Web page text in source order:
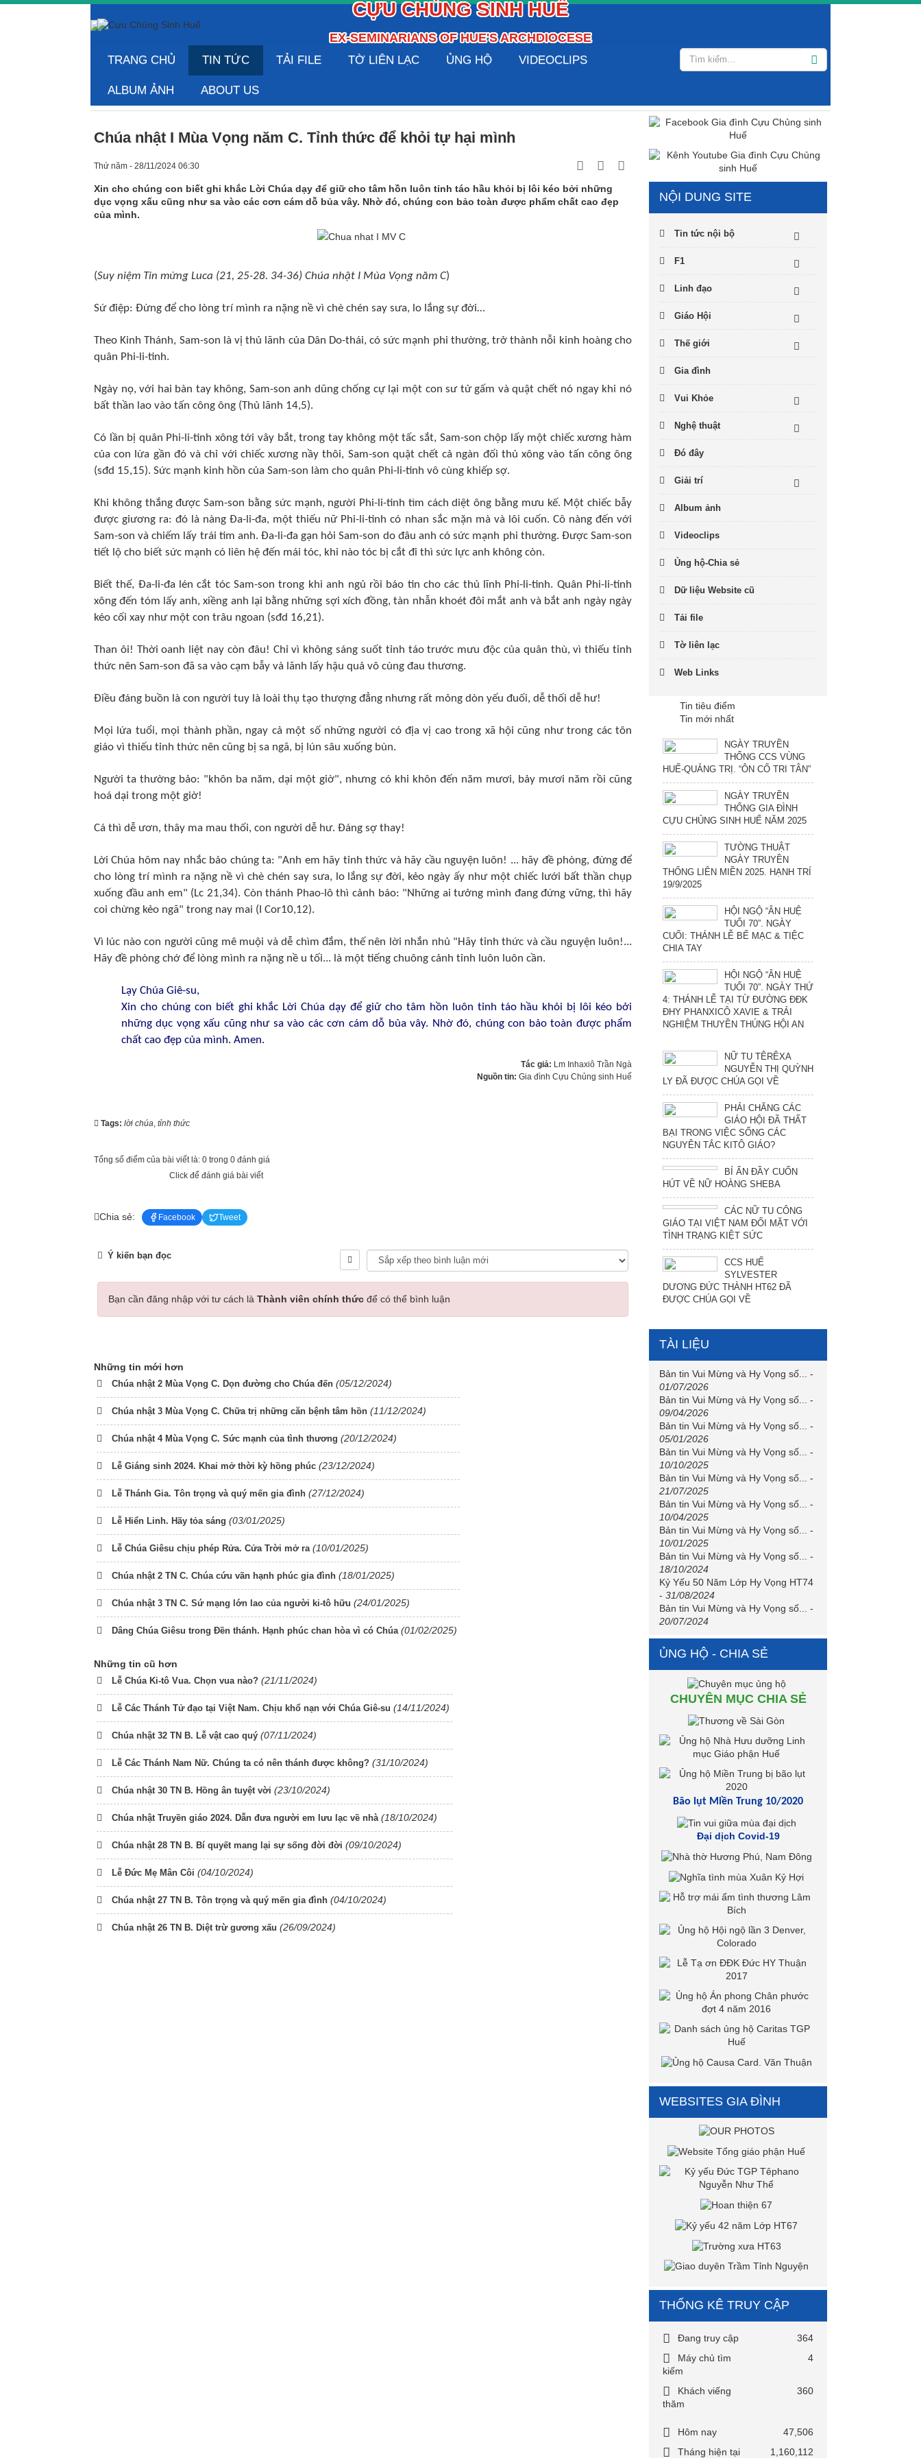
CỰU CHỦNG SINH HUẾ
EX-SEMINARIANS OF HUE'S ARCHDIOCESE
TRANG CHỦ TIN TỨC TẢI FILE TỜ LIÊN LẠC ỦNG HỘ VIDEOCLIPS
ALBUM ẢNH ABOUT US
Chúa nhật I Mùa Vọng năm C. Tỉnh thức để khỏi tự hại mình
Thứ năm - 28/11/2024 06:30
Xin cho chúng con biết ghi khắc Lời Chúa dạy để giữ cho tâm hồn luôn tỉnh táo hầu khỏi bị lôi kéo bởi những
dục vọng xấu cũng như sa vào các cơn cám dỗ bủa vây. Nhờ đó, chúng con bảo toàn được phẩm chất cao đẹp
của mình.
(Suy niệm Tin mừng Luca (21, 25-28. 34-36) Chúa nhật I Mùa Vọng năm C)
Sứ điệp: Đừng để cho lòng trí mình ra nặng nề vì chè chén say sưa, lo lắng sự đời…
Theo Kinh Thánh, Sam-son là vị thủ lãnh của Dân Do-thái, có sức mạnh phi thường, trở thành nỗi kinh hoàng cho
quân Phi-li-tinh.
Ngày nọ, với hai bàn tay không, Sam-son anh dũng chống cự lại một con sư tử gấm và quật chết nó ngay khi nó
bất thần lao vào tấn công ông (Thủ lãnh 14,5).
Có lần bị quân Phi-li-tinh xông tới vây bắt, trong tay không một tấc sắt, Sam-son chộp lấy một chiếc xương hàm
của con lừa gần đó và chỉ với chiếc xương nầy thôi, Sam-son quật chết cả ngàn đối thủ xông vào tấn công ông
(sđd 15,15). Sức mạnh kinh hồn của Sam-son làm cho quân Phi-li-tinh vô cùng khiếp sợ.
Khi không thắng được Sam-son bằng sức mạnh, người Phi-li-tinh tìm cách diệt ông bằng mưu kế. Một chiếc bẫy
được giương ra: đó là nàng Đa-li-đa, một thiếu nữ Phi-li-tinh có nhan sắc mặn mà và lôi cuốn. Cô nàng đến với
Sam-son và chiếm lấy trái tim anh. Đa-li-đa gạn hỏi Sam-son do đâu anh có sức mạnh phi thường. Được Sam-son
tiết lộ cho biết sức mạnh có liên hệ đến mái tóc, khi nào tóc bị cắt đi thì sức lực anh không còn.
Biết thế, Đa-li-đa lén cắt tóc Sam-son trong khi anh ngủ rồi báo tin cho các thủ lĩnh Phi-li-tinh. Quân Phi-li-tinh
xông đến tóm lấy anh, xiềng anh lại bằng những sợi xích đồng, tàn nhẫn khoét đôi mắt anh và bắt anh ngày ngày
kéo cối xay như một con trâu ngoan (sđd 16,21).
Than ôi! Thời oanh liệt nay còn đâu! Chỉ vì không sáng suốt tỉnh táo trước mưu độc của quân thù, vì thiếu tỉnh
thức nên Sam-son đã sa vào cạm bẫy và lãnh lấy hậu quả vô cùng đau thương.
Điều đáng buồn là con người tuy là loài thụ tạo thượng đẳng nhưng rất mỏng dòn yếu đuối, dễ thối dễ hư!
Mọi lứa tuổi, mọi thành phần, ngay cả một số những người có địa vị cao trong xã hội cũng như trong các tôn
giáo vì thiếu tỉnh thức nên cũng bị sa ngã, bị lún sâu xuống bùn.
Người ta thường bảo: "khôn ba năm, dại một giờ", nhưng có khi khôn đến năm mươi, bảy mươi năm rồi cũng
hoá dại trong một giờ!
Cá thì dễ ươn, thây ma mau thối, con người dễ hư. Đáng sợ thay!
Lời Chúa hôm nay nhắc bảo chúng ta: "Anh em hãy tỉnh thức và hãy cầu nguyện luôn! ... hãy đề phòng, đừng để
cho lòng trí mình ra nặng nề vì chè chén say sưa, lo lắng sự đời, kẻo ngày ấy như một chiếc lưới bất thần chụp
xuống đầu anh em" (Lc 21,34). Còn thánh Phao-lô thì cảnh báo: "Những ai tưởng mình đang đứng vững, thì hãy
coi chừng kẻo ngã" trong nay mai (I Cor10,12).
Vì lúc nào con người cũng mê muội và dễ chìm đắm, thế nên lời nhắn nhủ "Hãy tỉnh thức và cầu nguyện luôn!...
Hãy đề phòng chớ để lòng mình ra nặng nề u tối... là một tiếng chuông cảnh tỉnh luôn luôn cần.
Lạy Chúa Giê-su,
Xin cho chúng con biết ghi khắc Lời Chúa dạy để giữ cho tâm hồn luôn tỉnh táo hầu khỏi bị lôi kéo bởi
những dục vọng xấu cũng như sa vào các cơn cám dỗ bủa vây. Nhờ đó, chúng con bảo toàn được phẩm
chất cao đẹp của mình. Amen.
Tác giả: Lm Inhaxiô Trần Ngà
Nguồn tin: Gia đình Cựu Chủng sinh Huế
Tags: lời chúa tỉnh thức
Tổng số điểm của bài viết là: 0 trong 0 đánh giá
Click để đánh giá bài viết
Chia sẻ: Facebook Tweet
Ý kiến bạn đọc
Bạn cần đăng nhập với tư cách là Thành viên chính thức để có thể bình luận
Những tin mới hơn
Chúa nhật 2 Mùa Vọng C. Dọn đường cho Chúa đến (05/12/2024)
Chúa nhật 3 Mùa Vọng C. Chữa trị những căn bệnh tâm hồn (11/12/2024)
Chúa nhật 4 Mùa Vọng C. Sức mạnh của tình thương (20/12/2024)
Lễ Giáng sinh 2024. Khai mở thời kỳ hồng phúc (23/12/2024)
Lễ Thánh Gia. Tôn trọng và quý mến gia đình (27/12/2024)
Lễ Hiển Linh. Hãy tỏa sáng (03/01/2025)
Lễ Chúa Giêsu chịu phép Rửa. Cửa Trời mở ra (10/01/2025)
Chúa nhật 2 TN C. Chúa cứu vãn hạnh phúc gia đình (18/01/2025)
Chúa nhật 3 TN C. Sứ mạng lớn lao của người ki-tô hữu (24/01/2025)
Dâng Chúa Giêsu trong Đền thánh. Hạnh phúc chan hòa vì có Chúa (01/02/2025)
Những tin cũ hơn
Lễ Chúa Ki-tô Vua. Chọn vua nào? (21/11/2024)
Lễ Các Thánh Tử đạo tại Việt Nam. Chịu khổ nạn với Chúa Giê-su (14/11/2024)
Chúa nhật 32 TN B. Lễ vật cao quý (07/11/2024)
Lễ Các Thánh Nam Nữ. Chúng ta có nên thánh được không? (31/10/2024)
Chúa nhật 30 TN B. Hồng ân tuyệt vời (23/10/2024)
Chúa nhật Truyền giáo 2024. Dẫn đưa người em lưu lạc về nhà (18/10/2024)
Chúa nhật 28 TN B. Bí quyết mang lại sự sống đời đời (09/10/2024)
Lễ Đức Mẹ Mân Côi (04/10/2024)
Chúa nhật 27 TN B. Tôn trọng và quý mến gia đình (04/10/2024)
Chúa nhật 26 TN B. Diệt trừ gương xấu (26/09/2024)
NỘI DUNG SITE
Tin tức nội bộ
F1
Linh đạo
Giáo Hội
Thế giới
Gia đình
Vui Khỏe
Nghệ thuật
Đó đây
Giải trí
Album ảnh
Videoclips
Ủng hộ-Chia sẻ
Dữ liệu Website cũ
Tải file
Tờ liên lạc
Web Links
Tin tiêu điểm
Tin mới nhất
NGÀY TRUYỀN
THỐNG CCS VÙNG
HUẾ-QUẢNG TRỊ. “ÔN CỐ TRI TÂN”
NGÀY TRUYỀN
THỐNG GIA ĐÌNH
CỰU CHỦNG SINH HUẾ NĂM 2025
TƯỜNG THUẬT
NGÀY TRUYỀN
THỐNG LIÊN MIỀN 2025. HẠNH TRÍ
19/9/2025
HỘI NGỘ “ÂN HUỆ
TUỔI 70”. NGÀY
CUỐI: THÁNH LỄ BẾ MẠC & TIỆC
CHIA TAY
HỘI NGỘ “ÂN HUỆ
TUỔI 70”. NGÀY THỨ
4: THÁNH LỄ TẠI TỪ ĐƯỜNG ĐĐK
ĐHY PHANXICÔ XAVIE & TRẢI
NGHIỆM THUYỀN THÚNG HỘI AN
NỮ TU TÊRÊXA
NGUYỄN THỊ QUỲNH
LY ĐÃ ĐƯỢC CHÚA GỌI VỀ
PHẢI CHĂNG CÁC
GIÁO HỘI ĐÃ THẤT
BẠI TRONG VIỆC SỐNG CÁC
NGUYÊN TẮC KITÔ GIÁO?
BÍ ẨN ĐẦY CUỐN
HÚT VỀ NỮ HOÀNG SHEBA
CÁC NỮ TU CÔNG
GIÁO TẠI VIỆT NAM ĐỐI MẶT VỚI
TÌNH TRẠNG KIỆT SỨC
CCS HUẾ
SYLVESTER
DƯƠNG ĐỨC THÀNH HT62 ĐÃ
ĐƯỢC CHÚA GỌI VỀ
TÀI LIỆU
Bản tin Vui Mừng và Hy Vọng số...
-
01/07/2026
Bản tin Vui Mừng và Hy Vọng số...
-
09/04/2026
Bản tin Vui Mừng và Hy Vọng số...
-
05/01/2026
Bản tin Vui Mừng và Hy Vọng số...
-
10/10/2025
Bản tin Vui Mừng và Hy Vọng số...
-
21/07/2025
Bản tin Vui Mừng và Hy Vọng số...
-
10/04/2025
Bản tin Vui Mừng và Hy Vọng số...
-
10/01/2025
Bản tin Vui Mừng và Hy Vọng số...
-
18/10/2024
Kỷ Yếu 50 Năm Lớp Hy Vọng HT74
- 31/08/2024
Bản tin Vui Mừng và Hy Vọng số...
-
20/07/2024
ỦNG HỘ - CHIA SẺ
CHUYÊN MỤC CHIA SẺ
Bão lụt Miền Trung 10/2020
Đại dịch Covid-19
WEBSITES GIA ĐÌNH
THỐNG KÊ TRUY CẬP
Đang truy cập
364
Máy chủ tìm
kiếm
4
Khách viếng
thăm
360
Hôm nay
47,506
Tháng hiện tại
1,160,112